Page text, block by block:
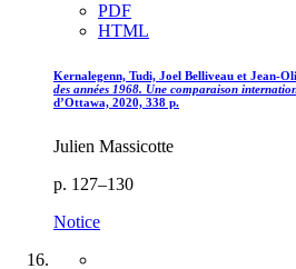
PDF
HTML
Kernalegenn, Tudi, Joel Belliveau et Jean-
des années 1968. Une comparaison
d’Ottawa, 2020, 338 p.
Julien Massicotte
p. 127–130
Notice